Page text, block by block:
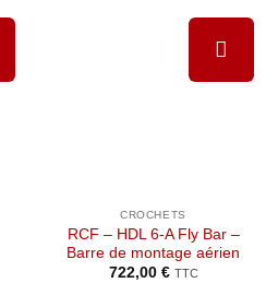
CROCHETS
RCF – HDL 6-A Fly Bar –
Barre de montage aérien
722,00 € TTC